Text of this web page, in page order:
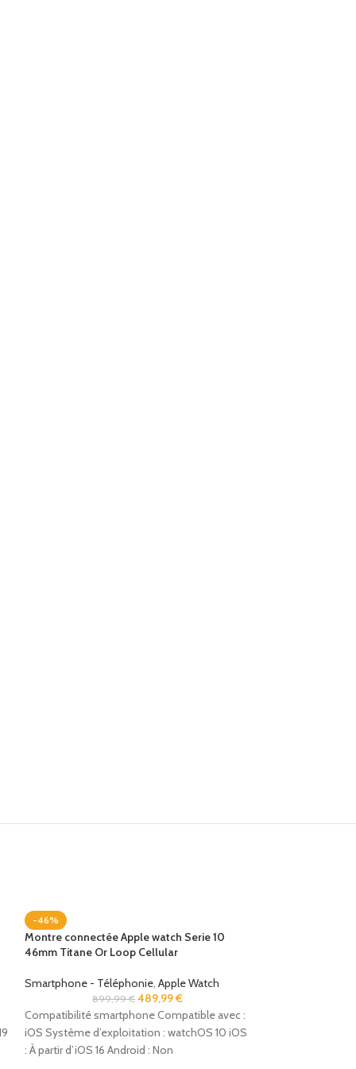
-46%
Montre connectée Apple watch Serie 10
46mm Titane Or Loop Cellular
Smartphone - Téléphonie, Apple Watch
899,99€ 489,99€
Compatibilité smartphone Compatible avec :
iOS Système d’exploitation : watchOS 10 iOS
: À partir d’iOS 16 Android : Non